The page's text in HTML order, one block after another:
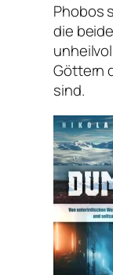
Phobos
die
Göttern
sind.